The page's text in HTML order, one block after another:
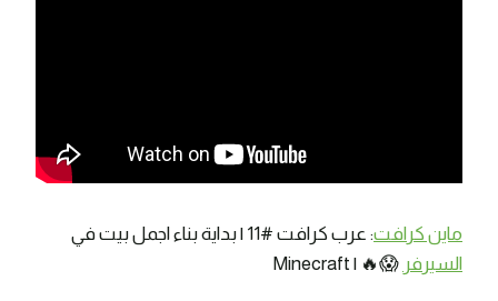
ماين كرافت: عرب كرافت #11 | بداية بناء اجمل بيت في
السيرفر 😱🔥 | Minecraft